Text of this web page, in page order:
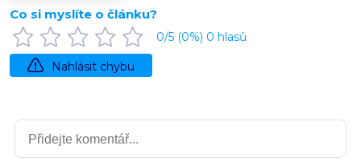
Co si myslíte o článku?
0/5 (0%) 0 hlasů
Nahlásit chybu